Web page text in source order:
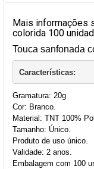
Mais informações
colorida 100
Touca sanfonada
Características:
Gramatura: 20g
Cor: Branco.
Material: TNT 100%
Tamanho: Único.
Produto de uso único.
Validade: 2 anos.
Embalagem com 100